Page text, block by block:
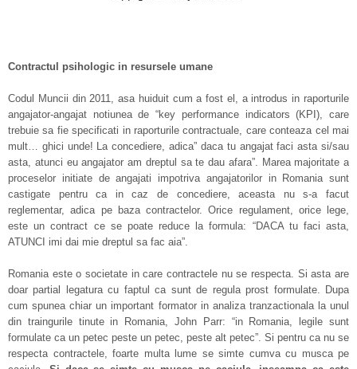
Contractul psihologic in resursele umane
Codul Muncii din 2011, asa huiduit cum a fost el, a introdus in raporturile
angajator-angajat notiunea de “key performance indicators (KPI), care
trebuie sa fie specificati in raporturile contractuale, care conteaza cel mai
mult… ghici unde! La concediere, adica” daca tu angajat faci asta si/sau
asta, atunci eu angajator am dreptul sa te dau afara”. Marea majoritate a
proceselor initiate de angajati impotriva angajatorilor in Romania sunt
castigate pentru ca in caz de concediere, aceasta nu s-a facut
reglementar, adica pe baza contractelor. Orice regulament, orice lege,
este un contract ce se poate reduce la formula: “DACA tu faci asta,
ATUNCI imi dai mie dreptul sa fac aia”.
Romania este o societate in care contractele nu se respecta. Si asta are
doar partial legatura cu faptul ca sunt de regula prost formulate. Dupa
cum spunea chiar un important formator in analiza tranzactionala la unul
din traingurile tinute in Romania, John Parr: “in Romania, legile sunt
formulate ca un petec peste un petec, peste alt petec”. Si pentru ca nu se
respecta contractele, foarte multa lume se simte cumva cu musca pe